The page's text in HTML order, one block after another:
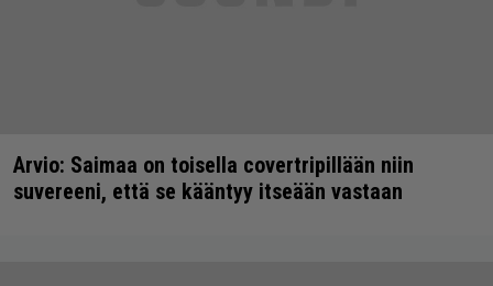
Arvio: Saimaa on toisella covertripillään niin
suvereeni, että se kääntyy itseään vastaan